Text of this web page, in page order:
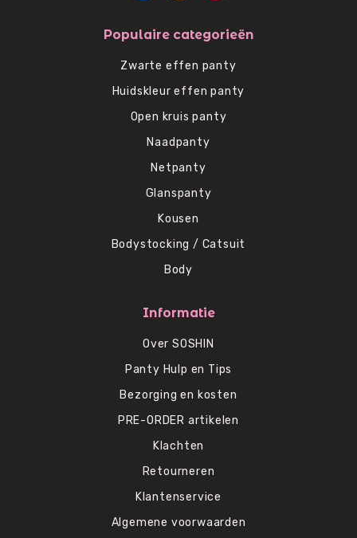
Populaire categorieën
Zwarte effen panty
Huidskleur effen panty
Open kruis panty
Naadpanty
Netpanty
Glanspanty
Kousen
Bodystocking / Catsuit
Body
Informatie
Over SOSHIN
Panty Hulp en Tips
Bezorging en kosten
PRE-ORDER artikelen
Klachten
Retourneren
Klantenservice
Algemene voorwaarden